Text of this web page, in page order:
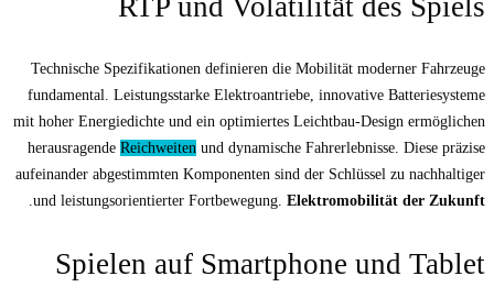
Technische Spezifikationen definieren die
fundamental. Leistungsstarke
mit hoher Energiedichte und ein optimiertes
herausragendeReichweitenund dynamische
aufeinander abgestimmten Komponenten sind
und leistungsorientierter Fortbewegung.
.
Spielen auf